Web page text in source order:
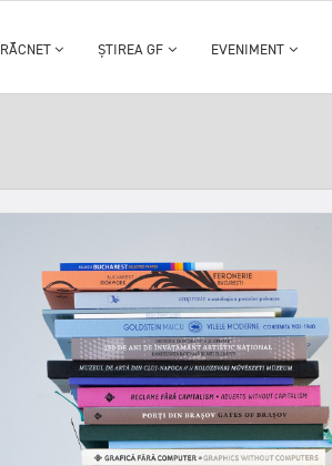
RĂCNET ȘTIREA GF EVENIMENT